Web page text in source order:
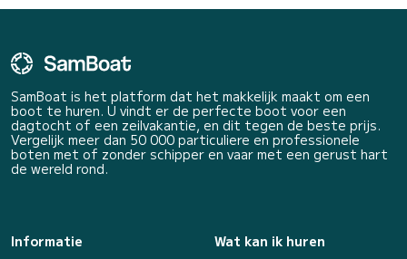
SamBoat is het platform dat het makkelijk maakt om een
boot te huren. U vindt er de perfecte boot voor een
dagtocht of een zeilvakantie, en dit tegen de beste prijs.
Vergelijk meer dan 50 000 particuliere en professionele
boten met of zonder schipper en vaar met een gerust hart
de wereld rond.
Informatie
Wat kan ik huren